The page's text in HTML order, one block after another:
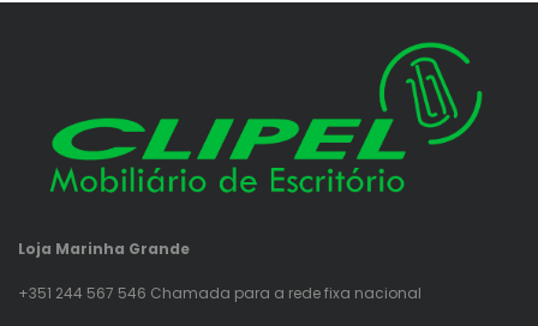
Loja Marinha Grande
+351 244 567 546 Chamada para a rede fixa nacional